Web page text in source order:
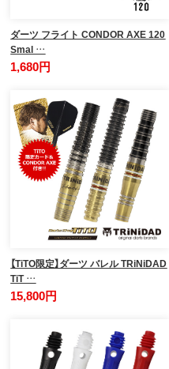
ダーツ フライト CONDOR AXE 120
Smal …
1,680円
【TiTO限定】ダーツ バレル TRiNiDAD
TiT …
15,800円